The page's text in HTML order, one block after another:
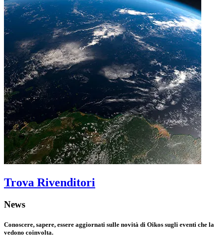
Trova Rivenditori
News
Conoscere, sapere, essere aggiornati sulle novità di Oikos sugli eventi che la
vedono coinvolta.